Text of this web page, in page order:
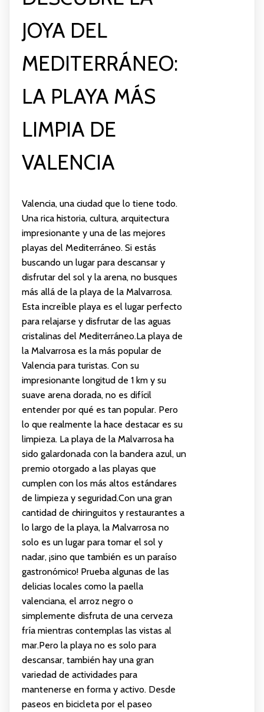
JOYA DEL
MEDITERRÁNEO:
LA PLAYA MÁS
LIMPIA DE
VALENCIA
Valencia, una ciudad que lo tiene todo.
Una rica historia, cultura, arquitectura
impresionante y una de las mejores
playas del Mediterráneo. Si estás
buscando un lugar para descansar y
disfrutar del sol y la arena, no busques
más allá de la playa de la Malvarrosa.
Esta increíble playa es el lugar perfecto
para relajarse y disfrutar de las aguas
cristalinas del Mediterráneo.La playa de
la Malvarrosa es la más popular de
Valencia para turistas. Con su
impresionante longitud de 1 km y su
suave arena dorada, no es difícil
entender por qué es tan popular. Pero
lo que realmente la hace destacar es su
limpieza. La playa de la Malvarrosa ha
sido galardonada con la bandera azul, un
premio otorgado a las playas que
cumplen con los más altos estándares
de limpieza y seguridad.Con una gran
cantidad de chiringuitos y restaurantes a
lo largo de la playa, la Malvarrosa no
solo es un lugar para tomar el sol y
nadar, ¡sino que también es un paraíso
gastronómico! Prueba algunas de las
delicias locales como la paella
valenciana, el arroz negro o
simplemente disfruta de una cerveza
fría mientras contemplas las vistas al
mar.Pero la playa no es solo para
descansar, también hay una gran
variedad de actividades para
mantenerse en forma y activo. Desde
paseos en bicicleta por el paseo